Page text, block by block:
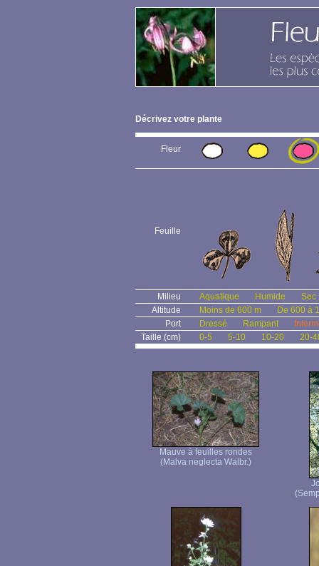
Décrivez votre plante
Fleur
Feuille
Milieu Aquatique Humide
Sec
Altitude
Moins de 600 m
De 600 à
Port
Dressé Rampant
Taille (cm)
0-5 5-10 10-20 20-
Mauve à feuilles rondes
(Malva neglecta Walbr.)